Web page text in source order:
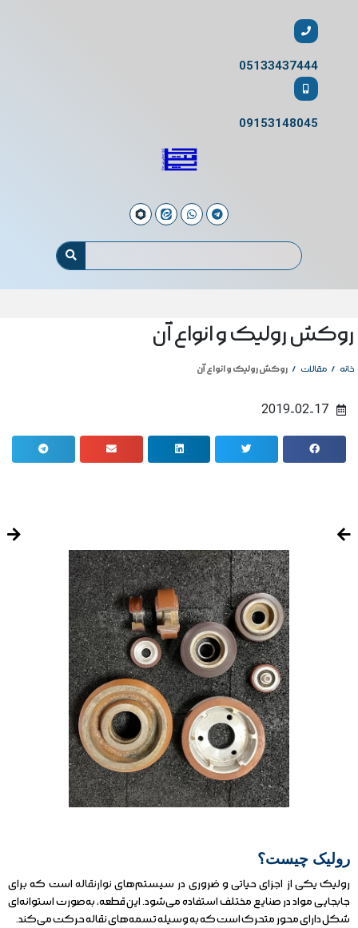
05133437444
09153148045
روکش رولیک و انواع آن
خانه / مقالات / روکش رولیک و انواع آن
2019-02-17
رولیک چیست؟
رولیک یکی از اجزای حیاتی و ضروری در سیستم‌های نوارنقاله است که برای
جابجایی مواد در صنایع مختلف استفاده می‌شود. این قطعه، به‌صورت استوانه‌ای
شکل دارای محور متحرک است که به وسیله تسمه‌های نقاله حرکت می‌کند.